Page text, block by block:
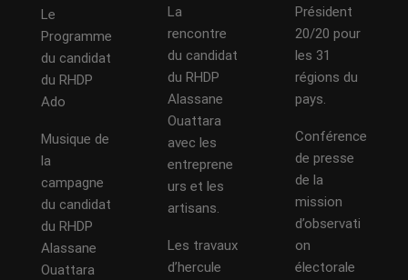
Le
Programme
du candidat
du RHDP
Ado
Musique de
la
campagne
du candidat
du RHDP
Alassane
Ouattara
La
rencontre
du candidat
du RHDP
Alassane
Ouattara
avec les
entreprene
urs et les
artisans.
Les travaux
d’hercule
Président
20/20 pour
les 31
régions du
pays.
Conférence
de presse
de la
mission
d’observati
on
électorale